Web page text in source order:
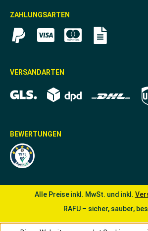
ZAHLUNGSARTEN
VERSANDARTEN
BEWERTUNGEN
Alle Preise inkl. MwSt. und inkl.
RAFU – sicher, sauber,